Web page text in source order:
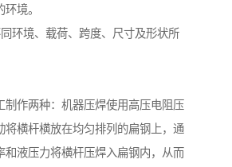
境。
环境、载荷、跨度、尺寸及形状所
制作两种：机器压焊使用高压电阻压
将横杆横放在均匀排列的扁钢上，通
和液压力将横杆压焊入扁钢内，从而